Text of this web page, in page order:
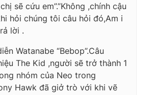
sẽ cứu em”.”Không ,chính cậu
hỏi chúng tôi câu hỏi đó,Am i
lời .
Watanabe “Bebop”.Câu
The Kid ,người sẽ trở thành 1
nhóm của Neo trong
Hawk đã giở trò với khi vẽ